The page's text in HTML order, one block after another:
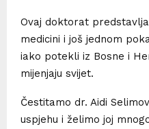
Ovaj doktorat
medicini i još jednom
iako potekli iz Bosne i
mijenjaju svijet.
Čestitamo dr. Aidi
uspjehu i želimo joj